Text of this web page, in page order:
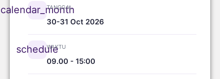
calendar_month
TANGGAL
30-31 Oct 2026
schedule
WAKTU
09.00 - 15:00